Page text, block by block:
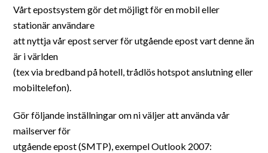
Vårt epostsystem gör det möjligt för en mobil eller
stationär användare
att nyttja vår epost server för utgående epost vart denne än
är i världen
(tex via bredband på hotell, trådlös hotspot anslutning eller
mobiltelefon).
Gör följande inställningar om ni väljer att använda vår
mailserver för
utgående epost (SMTP), exempel Outlook 2007: